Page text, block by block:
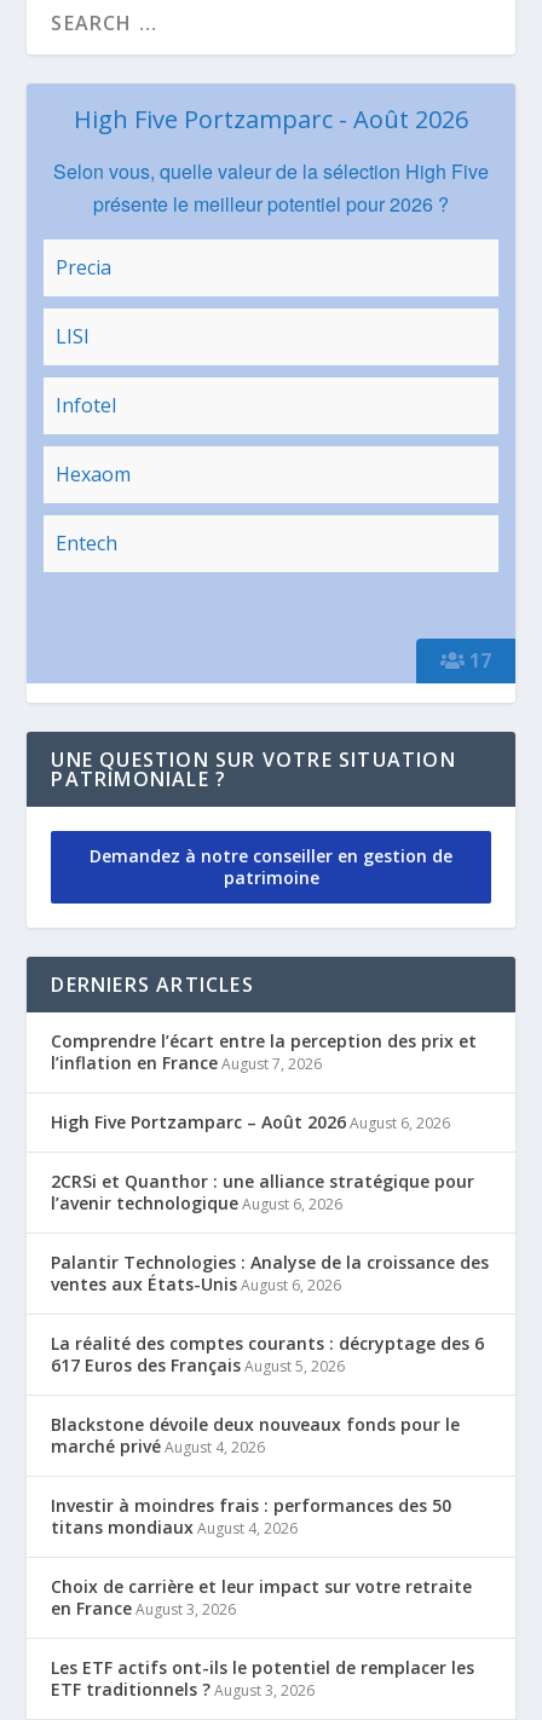
17
High Five Portzamparc - Août 2026
Selon vous, quelle valeur de la sélection High Five
présente le meilleur potentiel pour 2026 ?
Precia
LISI
Infotel
Hexaom
Entech
UNE QUESTION SUR VOTRE SITUATION
PATRIMONIALE ?
Demandez à notre conseiller en gestion de
patrimoine
DERNIERS ARTICLES
Comprendre l’écart entre la perception des prix et
l’inflation en France August 7, 2026
High Five Portzamparc – Août 2026 August 6, 2026
2CRSi et Quanthor : une alliance stratégique pour
l’avenir technologique August 6, 2026
Palantir Technologies : Analyse de la croissance des
ventes aux États-Unis August 6, 2026
La réalité des comptes courants : décryptage des 6
617 Euros des Français August 5, 2026
Blackstone dévoile deux nouveaux fonds pour le
marché privé August 4, 2026
Investir à moindres frais : performances des 50
titans mondiaux August 4, 2026
Choix de carrière et leur impact sur votre retraite
en France August 3, 2026
Les ETF actifs ont-ils le potentiel de remplacer les
ETF traditionnels ? August 3, 2026